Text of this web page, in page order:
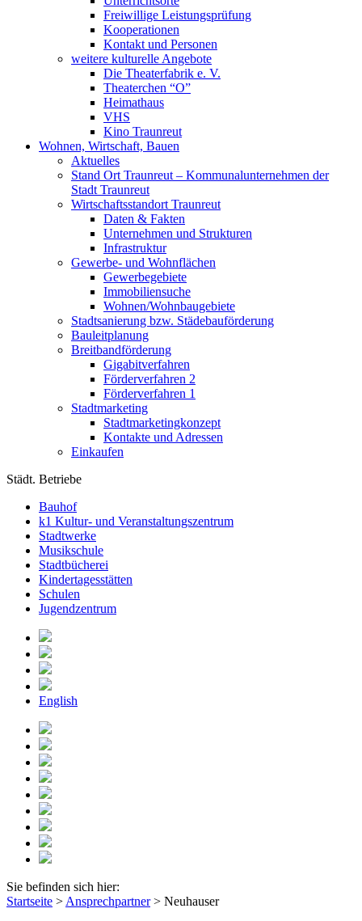
Freiwillige Leistungsprüfung
Kooperationen
Kontakt und Personen
weitere kulturelle Angebote
Die Theaterfabrik e. V.
Theaterchen “O”
Heimathaus
VHS
Kino Traunreut
Wohnen, Wirtschaft, Bauen
Aktuelles
Stand Ort Traunreut – Kommunalunternehmen der
Stadt Traunreut
Wirtschaftsstandort Traunreut
Daten & Fakten
Unternehmen und Strukturen
Infrastruktur
Gewerbe- und Wohnflächen
Gewerbegebiete
Immobiliensuche
Wohnen/Wohnbaugebiete
Stadtsanierung bzw. Städebauförderung
Bauleitplanung
Breitbandförderung
Gigabitverfahren
Förderverfahren 2
Förderverfahren 1
Stadtmarketing
Stadtmarketingkonzept
Kontakte und Adressen
Einkaufen
Städt. Betriebe
Bauhof
k1 Kultur- und Veranstaltungszentrum
Stadtwerke
Musikschule
Stadtbücherei
Kindertagesstätten
Schulen
Jugendzentrum
English
Sie befinden sich hier:
Startseite > Ansprechpartner> Neuhauser